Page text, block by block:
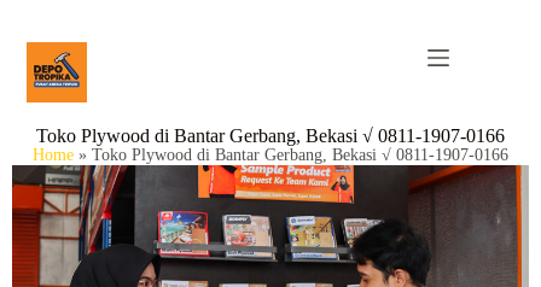
Toko Plywood di Bantar Gerbang, Bekasi √ 0811-1907-0166
Home » Toko Plywood di Bantar Gerbang, Bekasi √ 0811-1907-0166